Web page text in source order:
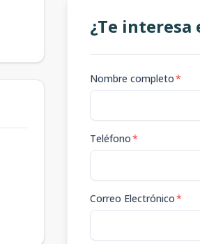
¿Te interesa
Nombre completo*
Teléfono*
Correo Electrónico*